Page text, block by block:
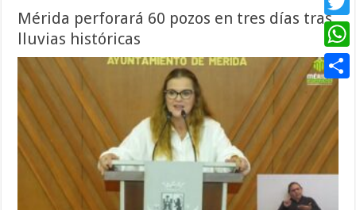
Mérida perforará 60 pozos en tres días tras
lluvias históricas
Twitter